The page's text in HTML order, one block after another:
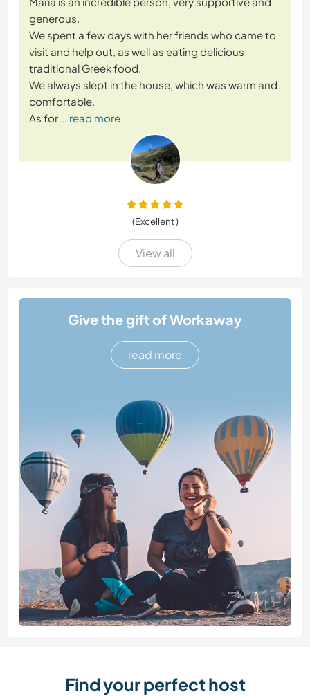
generous.
We spent a few days with her friends who came to
visit and help out, as well as eating delicious
traditional Greek food.
We always slept in the house, which was warm and
comfortable.
As for … read more
(Excellent )
View all
Give the gift of Workaway
read more
Find your perfect host